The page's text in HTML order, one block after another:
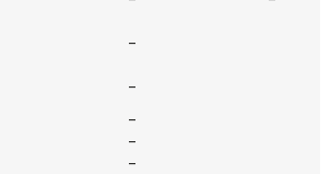
–
–
–
–
–